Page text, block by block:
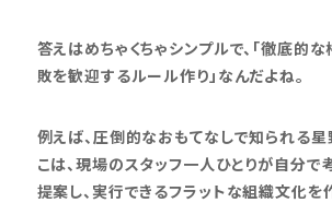
答えはめちゃくちゃシンプルで、「徹底的な
敗を歓迎するルール作り」なんだよね。
例えば、圧倒的なおもてなしで知られる星
こは、現場のスタッフ一人ひとりが自分で
提案し、実行できるフラットな組織文化を